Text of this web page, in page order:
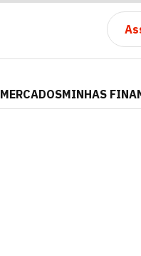
MERCADOSMINHAS